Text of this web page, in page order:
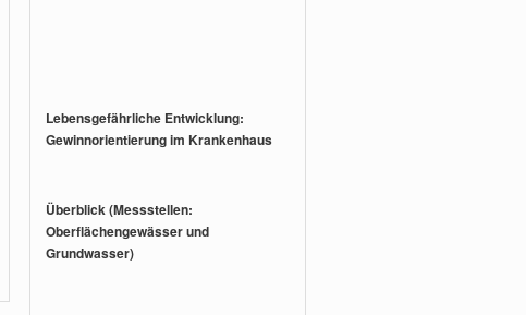
Lebensgefährliche Entwicklung:
Gewinnorientierung im Krankenhaus
Überblick (Messstellen:
Oberflächengewässer und
Grundwasser)